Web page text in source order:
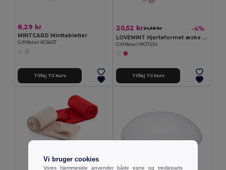
8,29 kr
MINTCARD Minttabletter
GiftRetail KC6637
Tilføj Til Kurv
20,52 kr21,39 kr -4%
LOVEMINT Hjerteformet æske med slik
GiftRetail MO7234
Tilføj Til Kurv
Vi bruger cookies
Vores hjemmeside anvender både egne og tredjeparts